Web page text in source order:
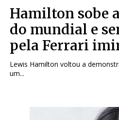
Hamilton sobe
do mundial e
pela Ferrari
Lewis Hamilton voltou a
um...